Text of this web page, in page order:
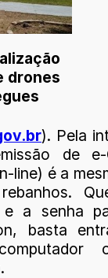
drones
). Pela
de e-
line) é a
a senha
basta